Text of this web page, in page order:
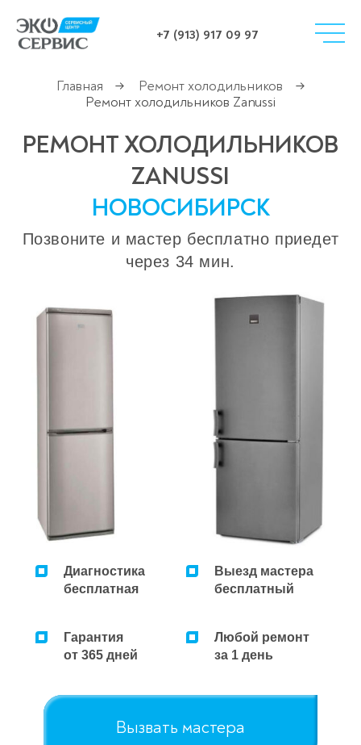
+7 (913) 917 09 97
Главная → Ремонт холодильников
→
Ремонт холодильников Zanussi
РЕМОНТ ХОЛОДИЛЬНИКОВ
ZANUSSI
НОВОСИБИРСК
Позвоните и мастер бесплатно приедет
через 34 мин.
Диагностика
бесплатная
Выезд мастера
бесплатный
Гарантия
от 365 дней
Любой ремонт
за 1 день
Вызвать мастера